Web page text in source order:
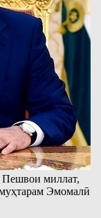
Пешвои миллат,
Эмомалӣ